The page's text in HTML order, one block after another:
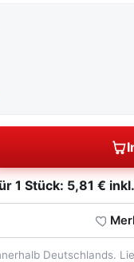
1 Stück: 5,81 €
Deutschlands.